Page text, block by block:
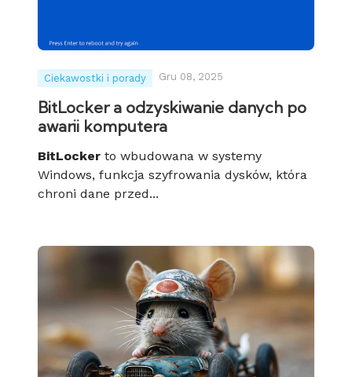
Ciekawostki i porady Gru 08, 2025
BitLocker a odzyskiwanie danych po
awarii komputera
BitLocker to wbudowana w systemy
Windows, funkcja szyfrowania dysków, która
chroni dane przed...